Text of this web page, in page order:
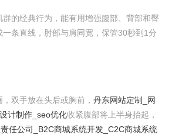
的经典行为，能有用增强腹部、背部和臀
条直线，肘部与肩同宽，保管30秒到1分
双手放在头后或胸前， 丹东网站定制_网
计制作_seo优化收紧腹部将上半身抬起，
任公司_B2C商城系统开发_C2C商城系统